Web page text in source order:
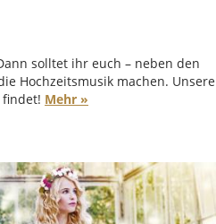
solltet ihr euch – neben den
Hochzeitsmusik machen. Unsere
findet! Mehr »